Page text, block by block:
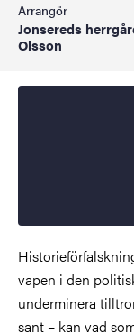
Arrangör
Jonsereds
Olsson
vapen i den
underminera
sant – kan vad